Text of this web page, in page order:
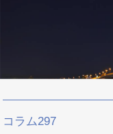
コラム297